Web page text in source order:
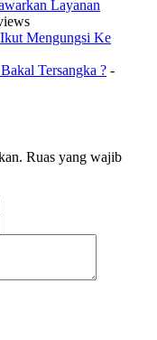
Layanan
Mengungsi Ke
Tersangka ? -
Ruas yang wajib